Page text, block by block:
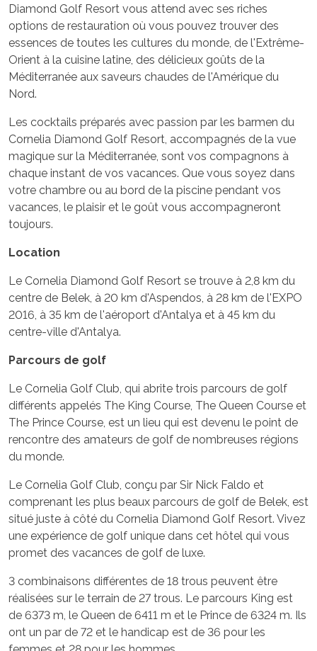
Diamond Golf Resort vous attend avec ses riches
options de restauration où vous pouvez trouver des
essences de toutes les cultures du monde, de l'Extrême-
Orient à la cuisine latine, des délicieux goûts de la
Méditerranée aux saveurs chaudes de l'Amérique du
Nord.
Les cocktails préparés avec passion par les barmen du
Cornelia Diamond Golf Resort, accompagnés de la vue
magique sur la Méditerranée, sont vos compagnons à
chaque instant de vos vacances. Que vous soyez dans
votre chambre ou au bord de la piscine pendant vos
vacances, le plaisir et le goût vous accompagneront
toujours.
Location
Le Cornelia Diamond Golf Resort se trouve à 2,8 km du
centre de Belek, à 20 km d'Aspendos, à 28 km de l'EXPO
2016, à 35 km de l'aéroport d'Antalya et à 45 km du
centre-ville d'Antalya.
Parcours de golf
Le Cornelia Golf Club, qui abrite trois parcours de golf
différents appelés The King Course, The Queen Course et
The Prince Course, est un lieu qui est devenu le point de
rencontre des amateurs de golf de nombreuses régions
du monde.
Le Cornelia Golf Club, conçu par Sir Nick Faldo et
comprenant les plus beaux parcours de golf de Belek, est
situé juste à côté du Cornelia Diamond Golf Resort. Vivez
une expérience de golf unique dans cet hôtel qui vous
promet des vacances de golf de luxe.
3 combinaisons différentes de 18 trous peuvent être
réalisées sur le terrain de 27 trous. Le parcours King est
de 6373 m, le Queen de 6411 m et le Prince de 6324 m. Ils
ont un par de 72 et le handicap est de 36 pour les